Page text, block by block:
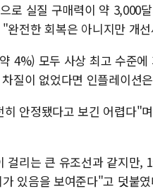
로 실질 구매력이 약 3,000
전한 회복은 아니지만 개
4%) 모두 사상 최고 수준
질이 없었다면 인플레이션
안정됐다고 보긴 어렵다"
걸리는 큰 유조선과 같지만,
있음을 보여준다"고 덧붙